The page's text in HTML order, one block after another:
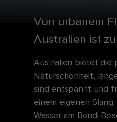
Von urbanem
Australien ist
Australien bietet die
Naturschönheit,
sind entspannt und
einem eigenen
Wasser am Bondi